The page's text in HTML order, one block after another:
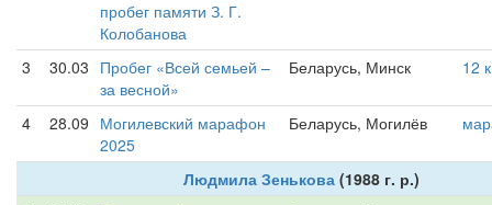
пробег памяти З. Г.
Колобанова
3 30.03 Пробег «Всей семьей –
за весной»
Беларусь, Минск 12
4 28.09 Могилевский марафон
2025
Беларусь, Могилёв
Людмила Зенькова (1988 г. р.)